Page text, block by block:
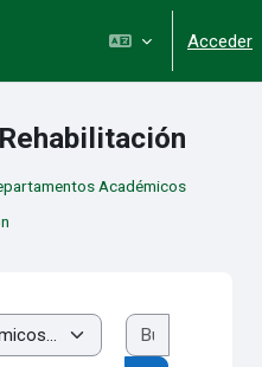
Acceder
Académicos